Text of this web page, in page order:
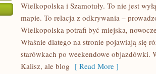
Wielkopolska i Szamotuły. To nie jest
mapie. To relacja z odkrywania –
Wielkopolska potrafi być miejska,
Właśnie dlatego na stronie pojawiają się
starówkach po weekendowe objazdówki.
Kalisz, ale blog [ Read More ]